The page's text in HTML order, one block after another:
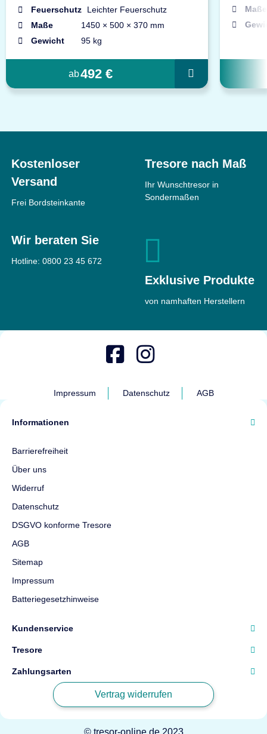
Feuerschutz
Leichter Feuerschutz
Maße
1450 × 500 × 370 mm
Gewicht
95 kg
ab492 €
Maße
Kostenloser
Versand
Frei Bordsteinkante
Tresore nach Maß
Ihr Wunschtresor in
Sondermaßen
Wir beraten Sie
Hotline: 0800 23 45 672
Exklusive Produkte
von namhaften Herstellern
Impressum Datenschutz AGB
Informationen
Barrierefreiheit
Über uns
Widerruf
Datenschutz
DSGVO konforme Tresore
AGB
Sitemap
Impressum
Batteriegesetzhinweise
Kundenservice
Tresore
Zahlungsarten
Vertrag widerrufen